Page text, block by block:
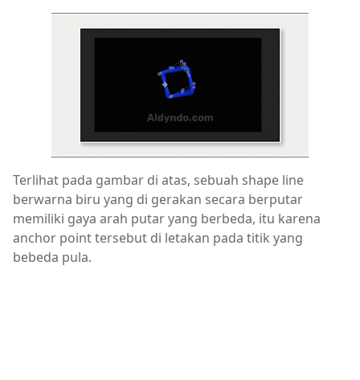
Terlihat pada gambar di atas, sebuah shape line
berwarna biru yang di gerakan secara berputar
memiliki gaya arah putar yang berbeda, itu karena
anchor point tersebut di letakan pada titik yang
bebeda pula.